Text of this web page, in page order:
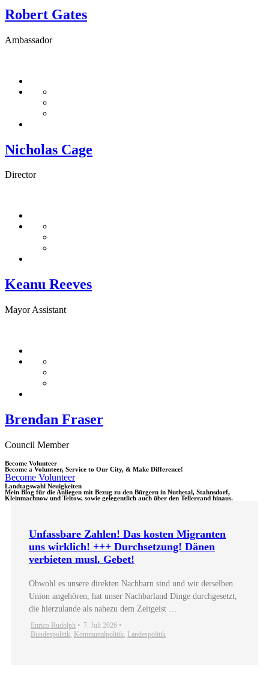
Robert Gates
Ambassador
Nicholas Cage
Director
Keanu Reeves
Mayor Assistant
Brendan Fraser
Council Member
Become Volunteer
Become a Volunteer, Service to Our City, & Make Difference!
Become Volunteer
Landtagswahl Neuigkeiten
Mein Blog für die Anliegen mit Bezug zu den Bürgern in Nuthetal, Stahnsdorf,
Kleinmachnow und Teltow, sowie gelegentlich auch über den Tellerrand hinaus.
Unfassbare Zahlen! Das kosten Migranten
uns wirklich! +++ Durchsetzung! Dänen
verbieten musl. Gebet!
Obwohl es unsere direkten Nachbarn sind und wir derselben
Union angehören, hat unser Nachbarland Dinge durchgesetzt,
die hierzulande als nahezu dem Zeitgeist …
Enrico Rudolph • 7. Juli 2026 •
Bundespolitik, Kommunalpolitik, Landespolitik